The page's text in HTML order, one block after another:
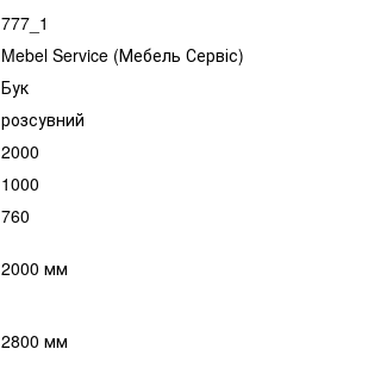
777_1
Mebel Service (Мебель Сервіс)
Бук
розсувний
2000
1000
760
2000 мм
2800 мм